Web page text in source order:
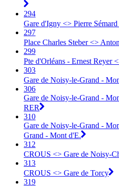
294
Gare d'Igny <> Pierre
297
Place Charles Steber <>
299
Pte d'Orléans - Ernest Reyer
303
Gare de Noisy-le-Grand -
306
Gare de Noisy-le-Grand -
RER
310
Gare de Noisy-le-Grand -
Grand - Mont d'E.
312
CROUS <> Gare de Noisy-
313
CROUS <> Gare de Torcy
319